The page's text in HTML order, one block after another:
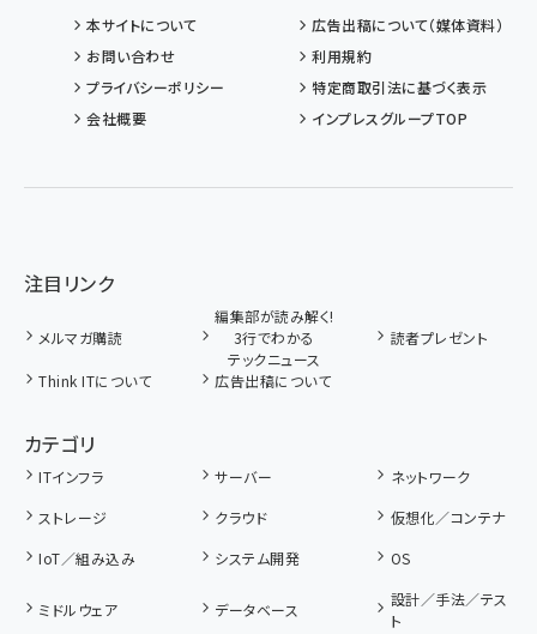
本サイトについて
広告出稿について（媒体資料）
お問い合わせ
利用規約
プライバシーポリシー
特定商取引法に基づく表示
会社概要
インプレスグループTOP
注目リンク
メルマガ購読
編集部が読み解く!
3行でわかる
テックニュース
読者プレゼント
Think ITについて 広告出稿について
カテゴリ
ITインフラ サーバー
ネットワーク
ストレージ
クラウド
仮想化／コンテナ
IoT／組み込み
システム開発 OS
ミドルウェア データベース
設計／手法／テス
ト